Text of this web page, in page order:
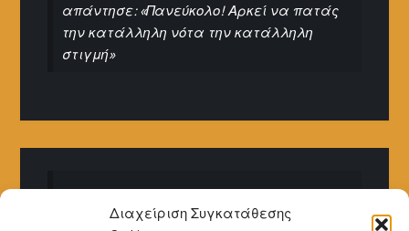
Διαχείριση Συγκατάθεσης
απάντησε: «Πανεύκολο! Αρκεί να πατάς
την κατάλληλη νότα την κατάλληλη
στιγμή»
«Στον Παράδεισο θα ακούω»